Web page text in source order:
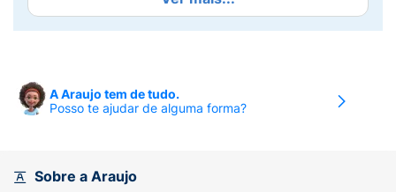
articulações saudáveis, prevenindo o
desgaste e melhorando a mobilidade.
das cartilagens, o colágeno contribui para a
flexibilidade e resistência das articulações do
saborosos e fáceis de administrar, garantindo
A Araujo tem de tudo.
Posso te ajudar de alguma forma?
Sobre a Araujo